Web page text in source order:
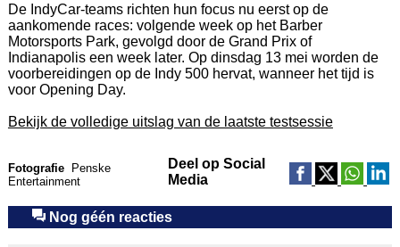
De IndyCar-teams richten hun focus nu eerst op de
aankomende races: volgende week op het Barber
Motorsports Park, gevolgd door de Grand Prix of
Indianapolis een week later. Op dinsdag 13 mei worden de
voorbereidingen op de Indy 500 hervat, wanneer het tijd is
voor Opening Day.
Bekijk de volledige uitslag van de laatste testsessie
Fotografie
Penske
Entertainment
Deel op Social
Media
Nog géén reacties